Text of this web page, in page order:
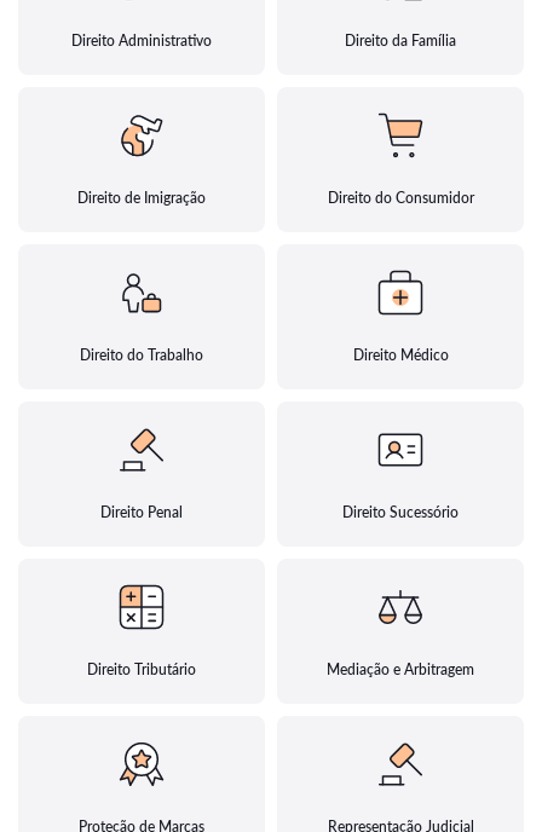
Direito Administrativo Direito da Família
Direito de Imigração Direito do Consumidor
Direito do Trabalho Direito Médico
Direito Penal Direito Sucessório
Direito Tributário Mediação e Arbitragem
Proteção de Marcas Representação Judicial